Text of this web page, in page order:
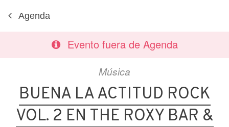
Agenda
Evento fuera de Agenda
Música
BUENA LA ACTITUD ROCK
VOL. 2 EN THE ROXY BAR &